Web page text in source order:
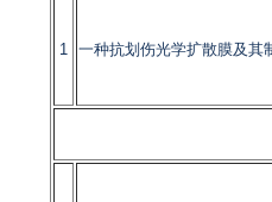
1 一种抗划伤光学扩散膜及其